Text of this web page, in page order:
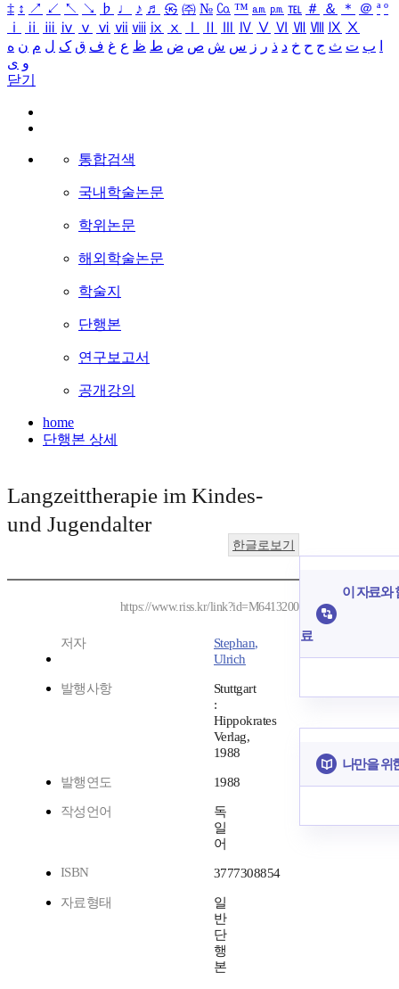
‡ ↕ ↗ ↙ ↖ ↘ ♭ ♩ ♪ ♬ ㉿ ㈜ № ㏇ ™ ㏂ ㏘ ℡ ＃ ＆ ＊ ＠ ª º
ⅰ
ⅱ ⅲ ⅳ ⅴ ⅵ ⅶ ⅷ ⅸ ⅹ Ⅳ Ⅴ Ⅵ Ⅶ Ⅷ Ⅸ Ⅹ
ب ت ث ج ح خ د ذ ر ز س ش ص ض ط ظ ع غ ف ق ک ل م ن ه
و ی
닫기
통합검색
국내학술논문
학위논문
해외학술논문
학술지
단행본
연구보고서
공개강의
home
단행본 상세
Langzeittherapie im Kindes-
und Jugendalter
한글로보기
https://www.riss.kr/link?id=M6413200
저자
Stephan,
Ulrich
발행사항
Stuttgart
:
Hippokrates
Verlag,
1988
발행연도 1988
작성언어
독
일
어
ISBN
3777308854
자료형태
일
반
단
행
본
이 자료와
료
나만을 위